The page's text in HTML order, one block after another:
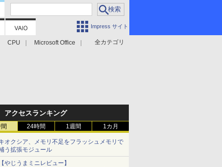
Impress サイト
全カテゴリ
CPU Microsoft Office
アクセスランキング
24時間 1週間 1カ月
オクシア、メモリ不足をフラッシュメモリで
う拡張モジュール
やじうまミニレビュー】